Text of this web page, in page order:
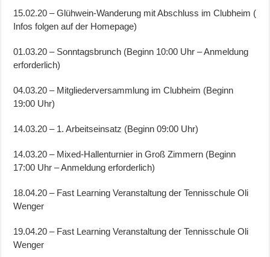
15.02.20 – Glühwein-Wanderung mit Abschluss im Clubheim (
Infos folgen auf der Homepage)
01.03.20 – Sonntagsbrunch (Beginn 10:00 Uhr – Anmeldung
erforderlich)
04.03.20 – Mitgliederversammlung im Clubheim (Beginn
19:00 Uhr)
14.03.20 – 1. Arbeitseinsatz (Beginn 09:00 Uhr)
14.03.20 – Mixed-Hallenturnier in Groß Zimmern (Beginn
17:00 Uhr – Anmeldung erforderlich)
18.04.20 – Fast Learning Veranstaltung der Tennisschule Oli
Wenger
19.04.20 – Fast Learning Veranstaltung der Tennisschule Oli
Wenger